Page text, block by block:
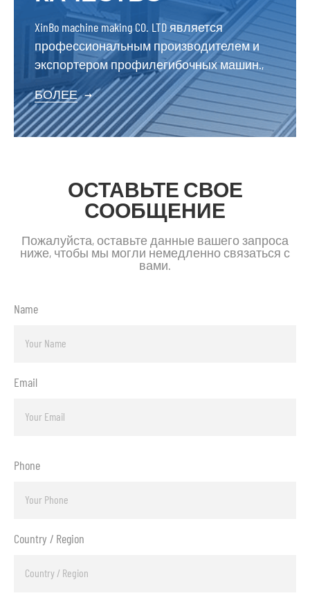
XinBo machine making CO. LTD является
профессиональным производителем и
экспортером профилегибочных машин.,
БОЛЕЕ →
ОСТАВЬТЕ СВОЕ
СООБЩЕНИЕ
Пожалуйста, оставьте данные вашего запроса
ниже, чтобы мы могли немедленно связаться с
вами.
Name
Email
Phone
Country / Region